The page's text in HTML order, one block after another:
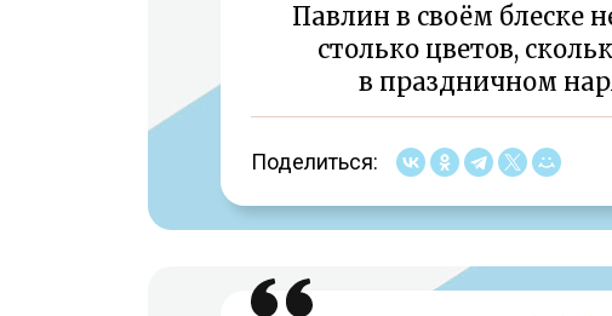
Павлин в своём блеске
столько цветов,
в праздничном
Поделиться: